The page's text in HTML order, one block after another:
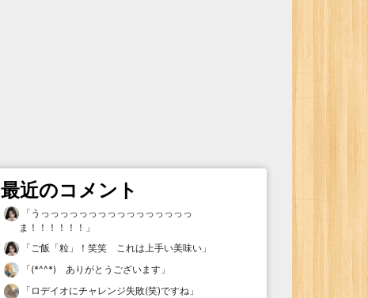
最近のコメント
「 うっっっっっっっっっっっっっっっっ
ま！！！！！！ 」
「ご飯「粒」！笑笑 これは上手い美味い 」
「(*^^*) ありがとうございます 」
「 ロデイオにチャレンジ失敗(笑)ですね 」